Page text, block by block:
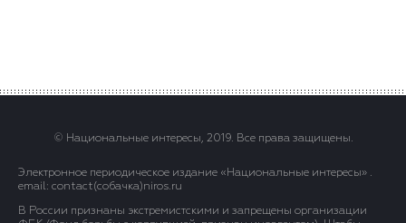
© Национальные интересы, 2019. Все права защищены.
Электронное периодическое издание «Национальные интересы» .
email: contact(сoбaчка)niros.ru
В России признаны экстремистскими и запрещены организации